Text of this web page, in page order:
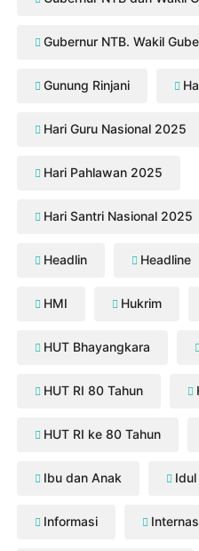
Gubernur NTB. Wakil
Gunung Rinjani
Hari Guru Nasional 2025
Hari Pahlawan 2025
Hari Santri Nasional 2025
Headlin Headline
HMI Hukrim
HUT Bhayangkara
HUT RI 80 Tahun
HUT RI ke 80 Tahun
Ibu dan Anak
Informasi